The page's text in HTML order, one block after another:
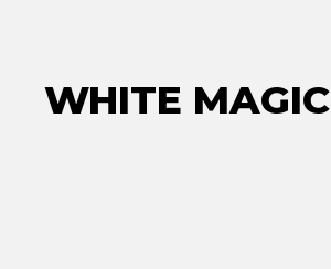
WHITE MAGIC